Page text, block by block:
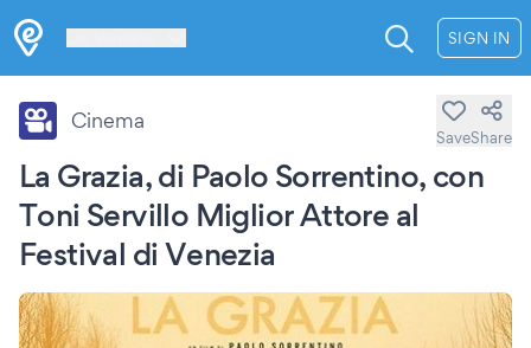
SIGN IN
La Grazia, di Paolo Sorrentino, con
Toni Servillo Miglior Attore al
Festival di Venezia
Cinema
SaveShare